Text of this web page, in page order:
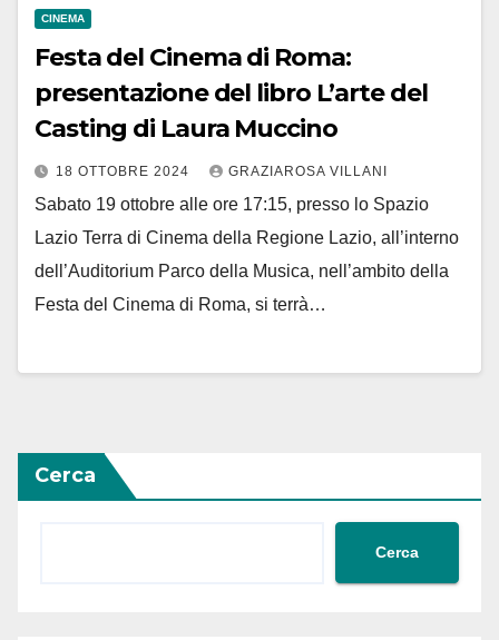
CINEMA
Festa del Cinema di Roma:
presentazione del libro L’arte del
Casting di Laura Muccino
18 OTTOBRE 2024 GRAZIAROSA VILLANI
Sabato 19 ottobre alle ore 17:15, presso lo Spazio
Lazio Terra di Cinema della Regione Lazio, all’interno
dell’Auditorium Parco della Musica, nell’ambito della
Festa del Cinema di Roma, si terrà…
Cerca
Cerca